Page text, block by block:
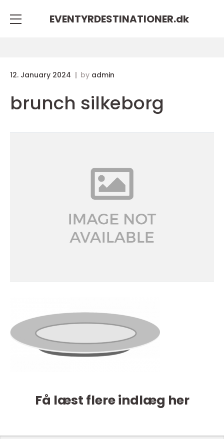
EVENTYRDESTINATIONER.dk
12. January 2024 by admin
brunch silkeborg
Få læst flere indlæg her